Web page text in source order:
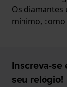
Os diamantes
mínimo, como
Inscreva-
seu relógio!